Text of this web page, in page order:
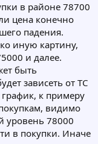
в районе 78700
цена конечно
падения.
иную картину,
и далее.
быть
зависеть от ТС
к примеру
видимо
уровень 78000
в покупки. Иначе